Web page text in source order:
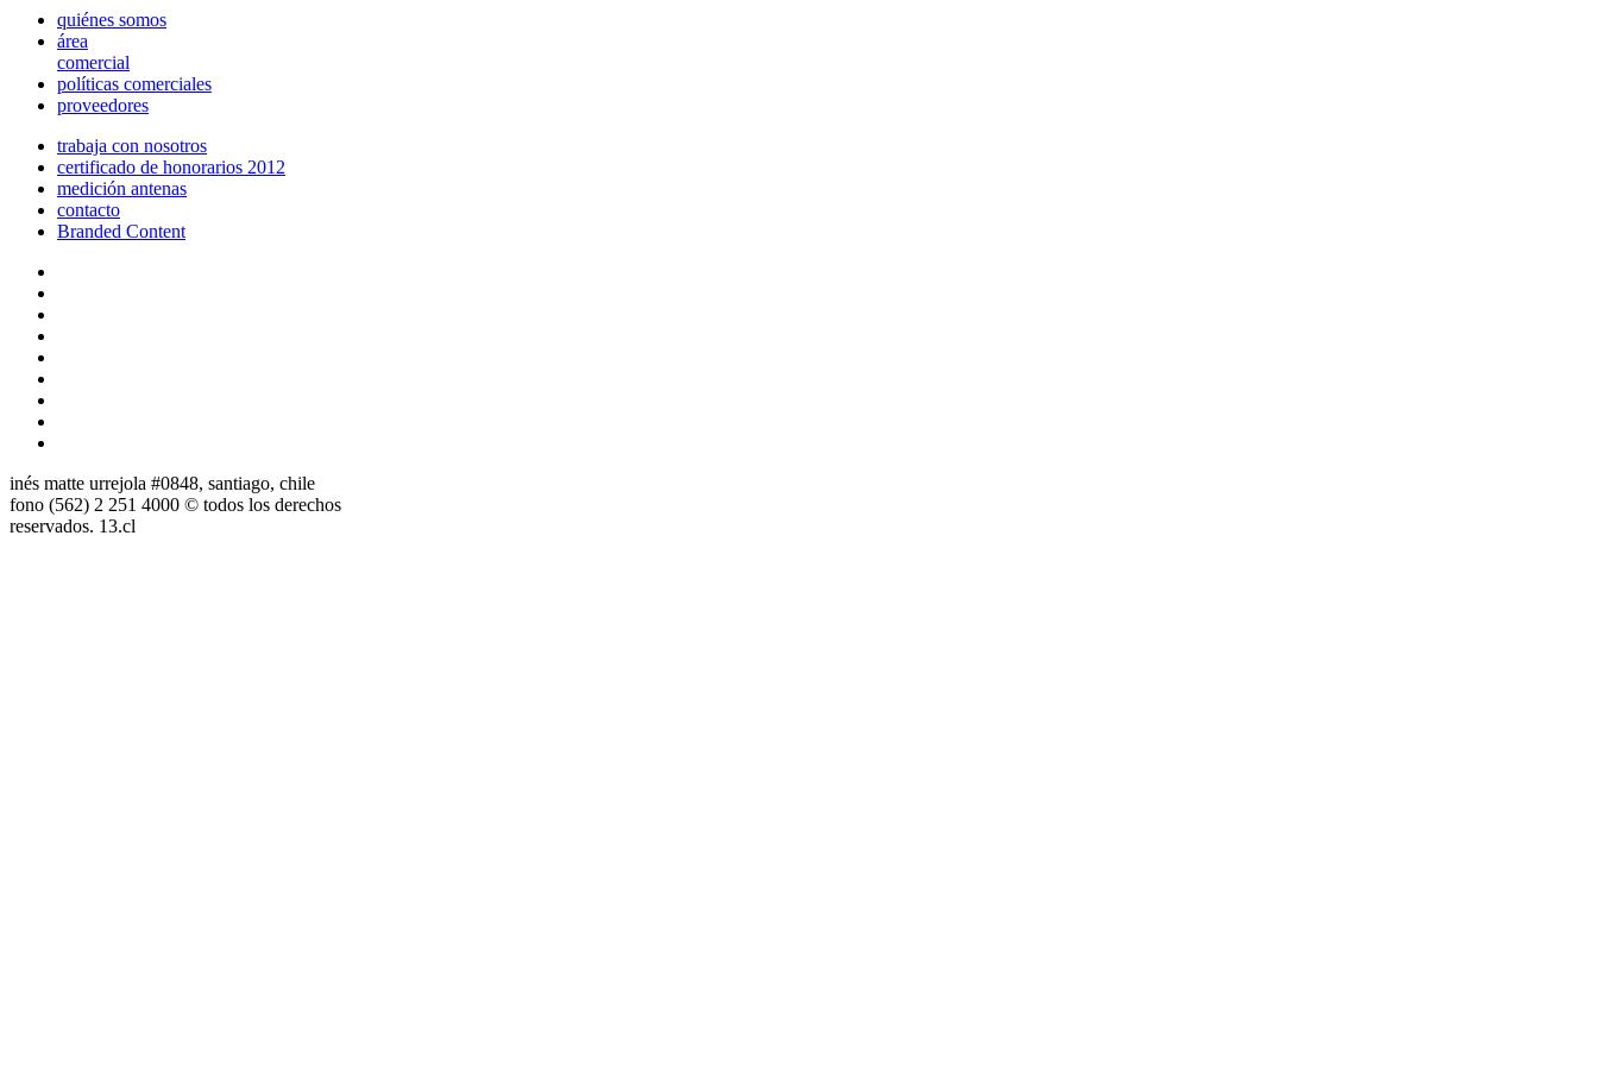
quiénes somos
área
comercial
políticas comerciales
proveedores
trabaja con nosotros
certificado de honorarios 2012
medición antenas
contacto
Branded Content
inés matte urrejola #0848, santiago, chile
fono (562) 2 251 4000 © todos los derechos
reservados. 13.cl